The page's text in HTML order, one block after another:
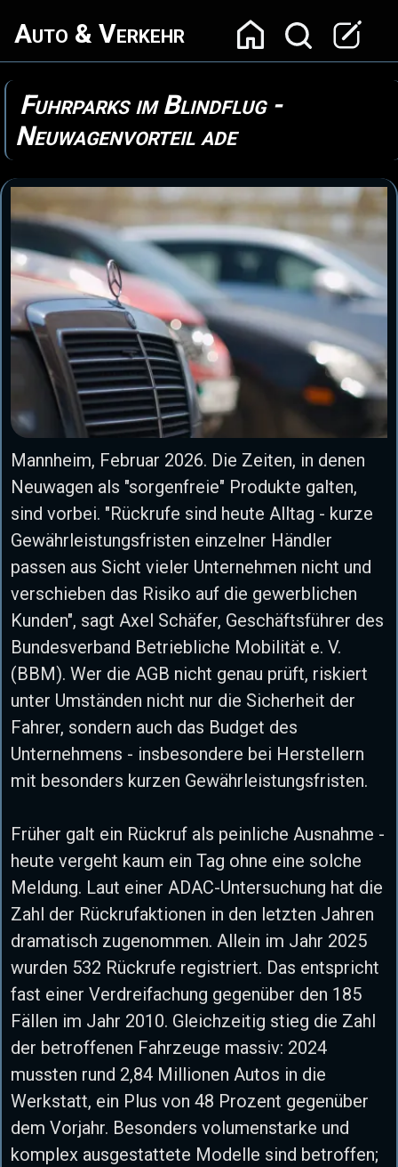
Auto & Verkehr
Fuhrparks im Blindflug -
Neuwagenvorteil ade
Mannheim, Februar 2026. Die Zeiten, in denen
Neuwagen als "sorgenfreie" Produkte galten,
sind vorbei. "Rückrufe sind heute Alltag - kurze
Gewährleistungsfristen einzelner Händler
passen aus Sicht vieler Unternehmen nicht und
verschieben das Risiko auf die gewerblichen
Kunden", sagt Axel Schäfer, Geschäftsführer des
Bundesverband Betriebliche Mobilität e. V.
(BBM). Wer die AGB nicht genau prüft, riskiert
unter Umständen nicht nur die Sicherheit der
Fahrer, sondern auch das Budget des
Unternehmens - insbesondere bei Herstellern
mit besonders kurzen Gewährleistungsfristen.
Früher galt ein Rückruf als peinliche Ausnahme -
heute vergeht kaum ein Tag ohne eine solche
Meldung. Laut einer ADAC-Untersuchung hat die
Zahl der Rückrufaktionen in den letzten Jahren
dramatisch zugenommen. Allein im Jahr 2025
wurden 532 Rückrufe registriert. Das entspricht
fast einer Verdreifachung gegenüber den 185
Fällen im Jahr 2010. Gleichzeitig stieg die Zahl
der betroffenen Fahrzeuge massiv: 2024
mussten rund 2,84 Millionen Autos in die
Werkstatt, ein Plus von 48 Prozent gegenüber
dem Vorjahr. Besonders volumenstarke und
komplex ausgestattete Modelle sind betroffen;